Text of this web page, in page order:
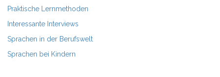
Praktische Lernmethoden
Interessante Interviews
Sprachen in der Berufswelt
Sprachen bei Kindern